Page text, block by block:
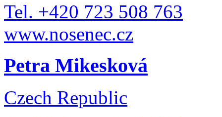
Tel. +420 723 508 763
www.nosenec.cz
Petra Mikesková
Czech Republic